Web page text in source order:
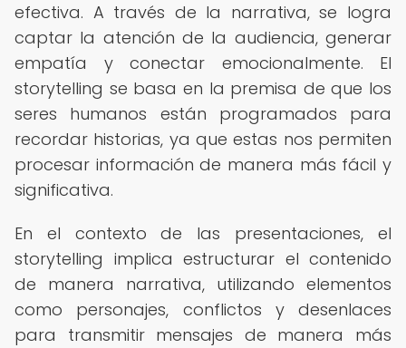
efectiva. A través de la narrativa, se logra
captar la atención de la audiencia, generar
empatía y conectar emocionalmente. El
storytelling se basa en la premisa de que los
seres humanos están programados para
recordar historias, ya que estas nos permiten
procesar información de manera más fácil y
significativa.
En el contexto de las presentaciones, el
storytelling implica estructurar el contenido
de manera narrativa, utilizando elementos
como personajes, conflictos y desenlaces
para transmitir mensajes de manera más